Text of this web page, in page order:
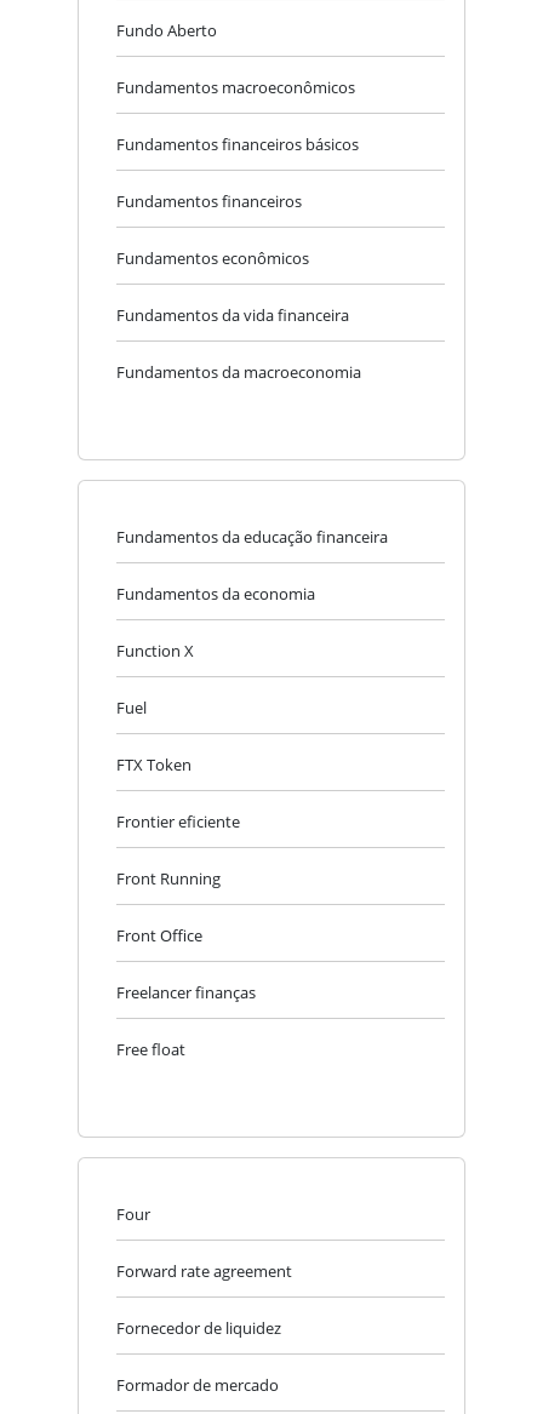
Fundo Aberto
Fundamentos macroeconômicos
Fundamentos financeiros básicos
Fundamentos financeiros
Fundamentos econômicos
Fundamentos da vida financeira
Fundamentos da macroeconomia
Fundamentos da educação financeira
Fundamentos da economia
Function X
Fuel
FTX Token
Frontier eficiente
Front Running
Front Office
Freelancer finanças
Free float
Four
Forward rate agreement
Fornecedor de liquidez
Formador de mercado